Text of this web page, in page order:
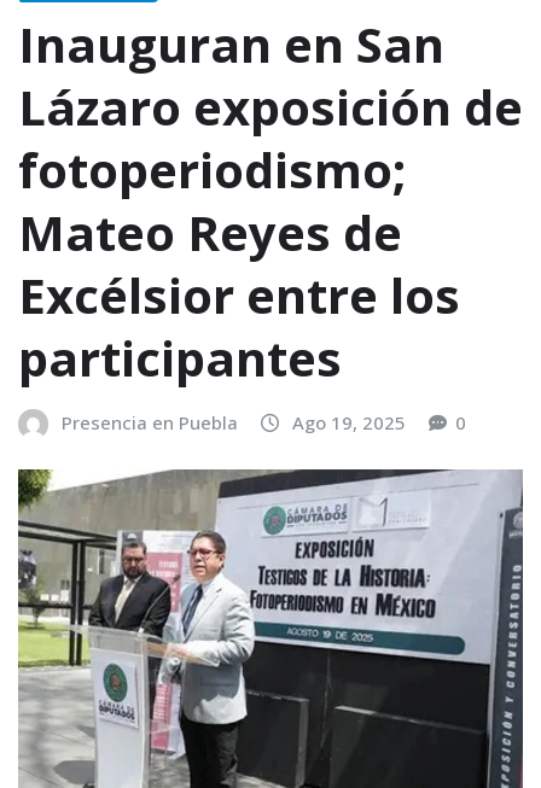
Inauguran en San
Lázaro exposición de
fotoperiodismo;
Mateo Reyes de
Excélsior entre los
participantes
Presencia en Puebla Ago 19, 2025 0